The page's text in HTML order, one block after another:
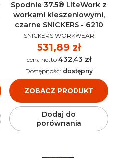
Spodnie 37.5® LiteWork z
workami kieszeniowymi,
czarne SNICKERS - 6210
PRODUCENT
SNICKERS WORKWEAR
Cena
531,89 zł
Cena 432,43 zł
ZOBACZ PRODUKT
Dostępność: dostępny
Dodaj do
porównania